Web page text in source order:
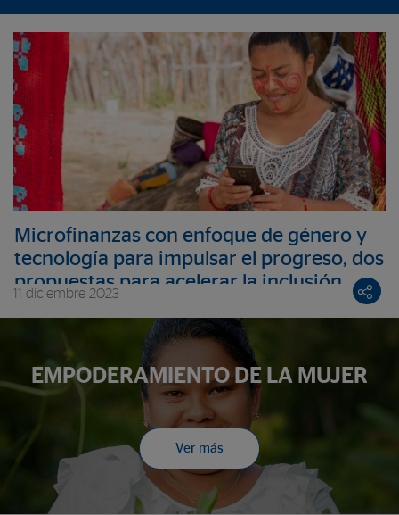
Microfinanzas con enfoque de género y
tecnología para impulsar el progreso, dos
propuestas para acelerar la inclusión
11 diciembre 2023
EMPODERAMIENTO DE LA MUJER
Ver más